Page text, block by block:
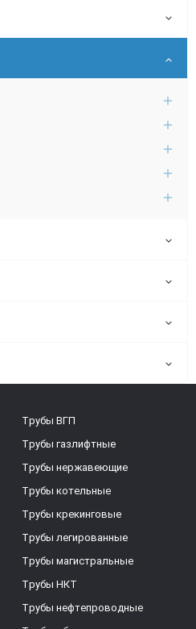
Трубы ВГП
Трубы газлифтные
Трубы нержавеющие
Трубы котельные
Трубы крекинговые
Трубы легированные
Трубы магистральные
Трубы НКТ
Трубы нефтепроводные